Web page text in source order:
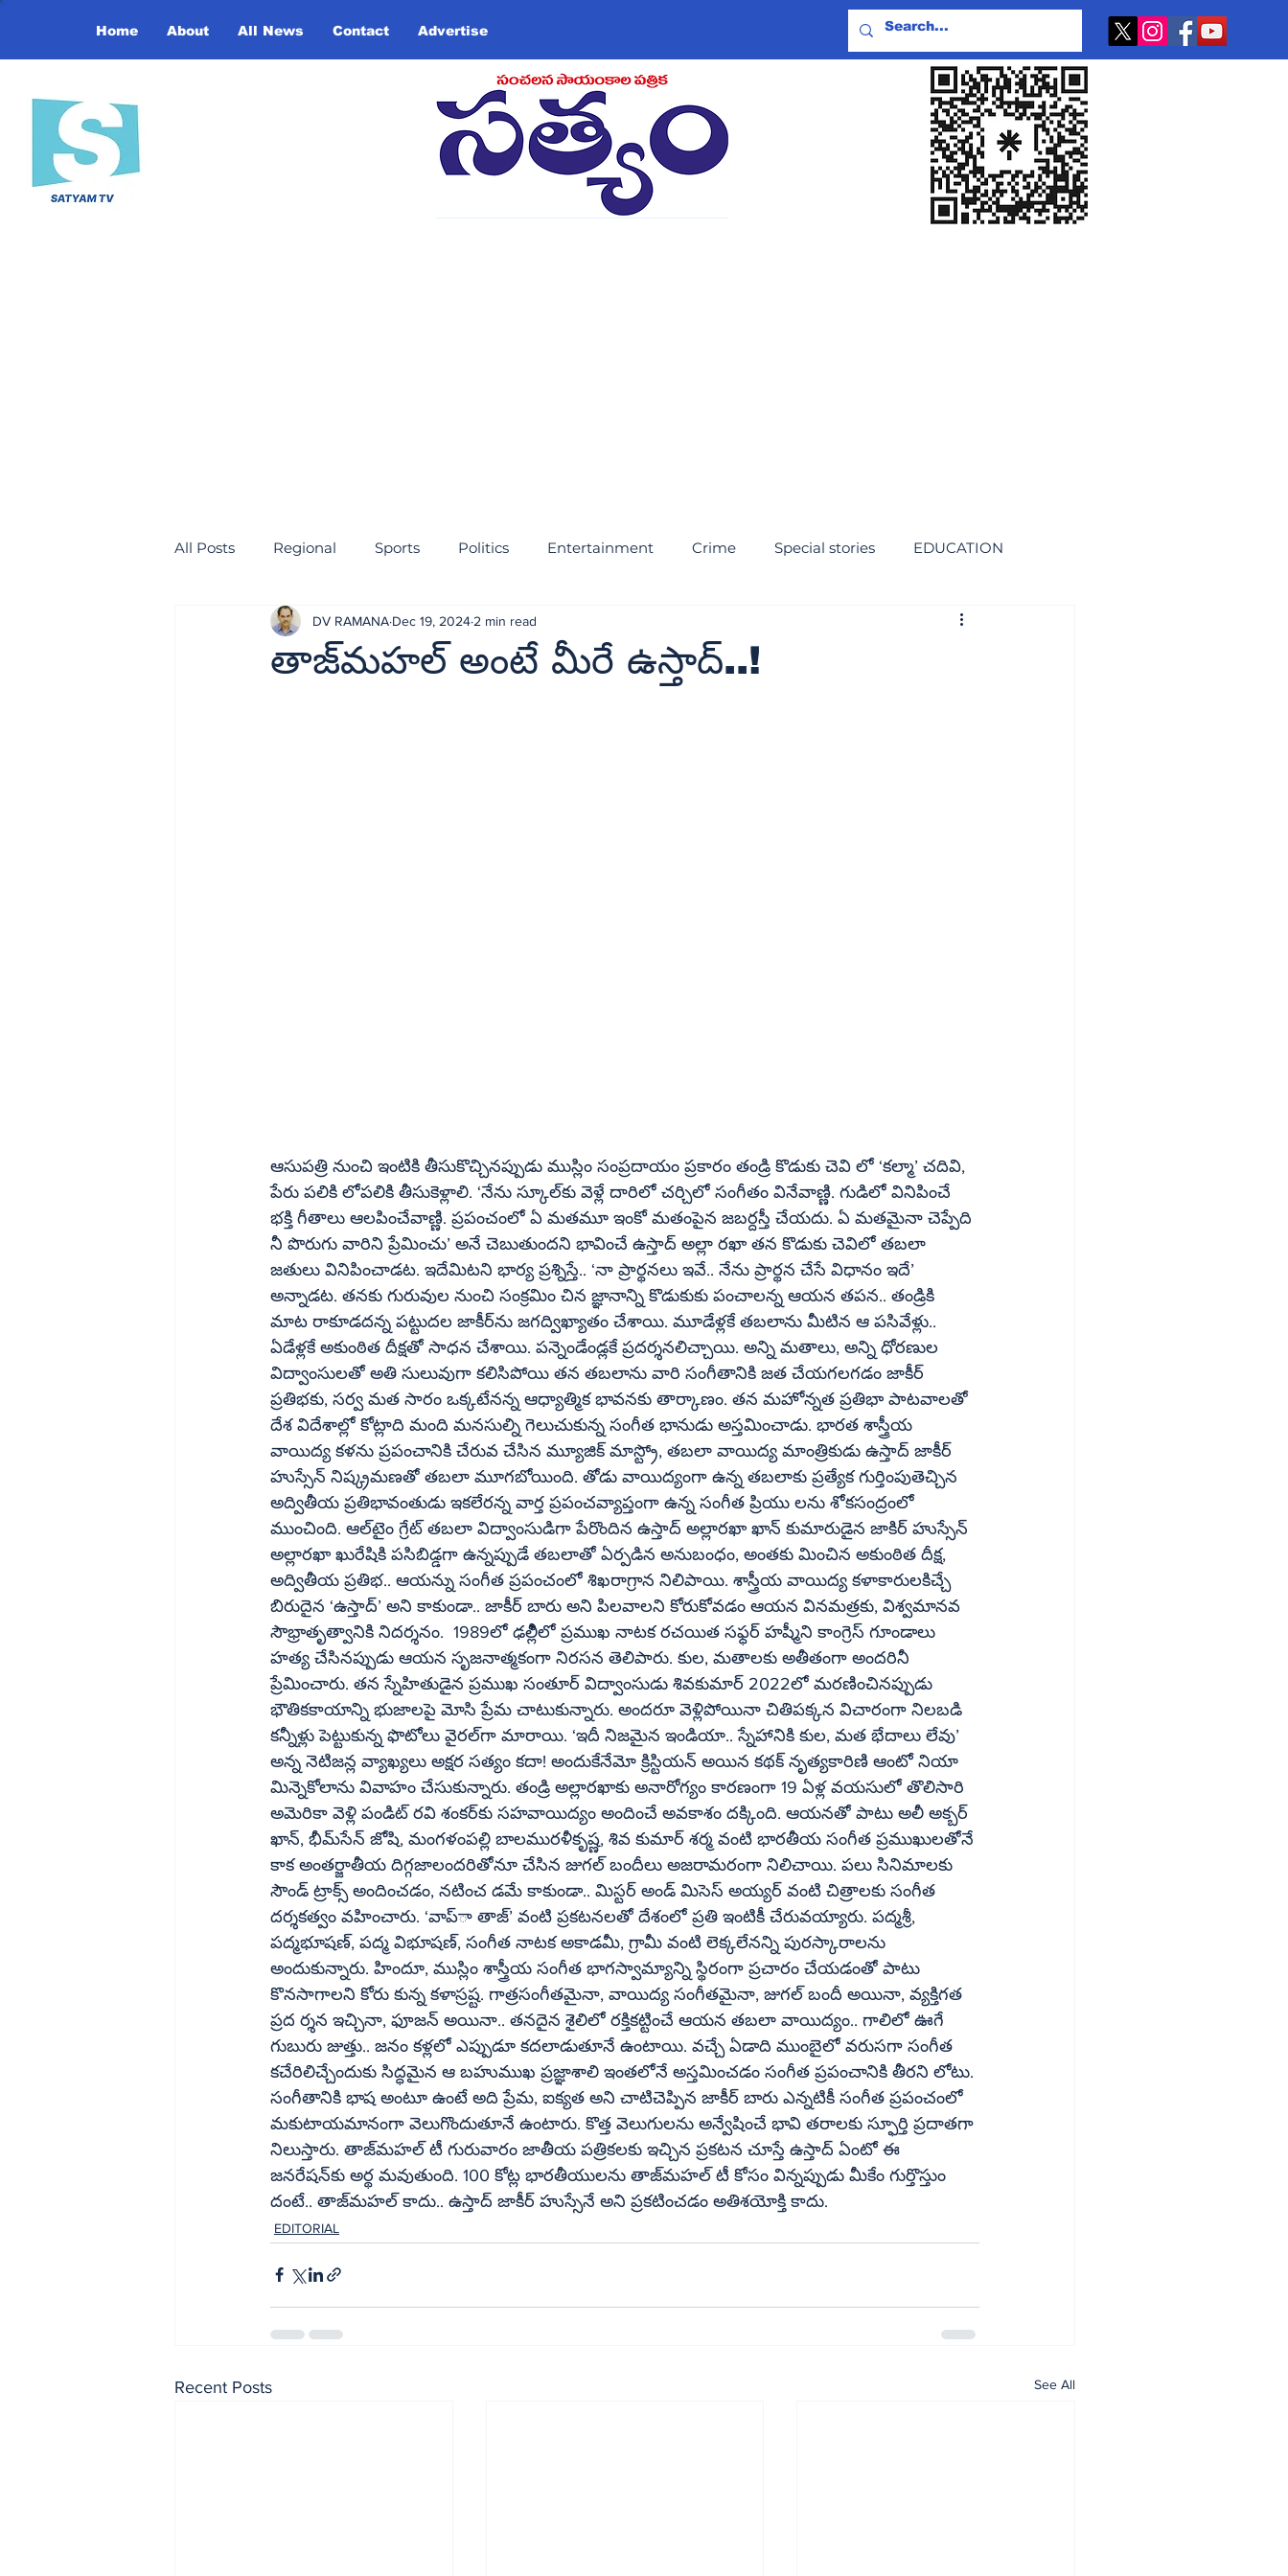
Home About All News Contact Advertise
All Posts Regional Sports Politics Entertainment Crime Special stories EDUCATION
EDITORIAL
తాజ్‌మహల్‌ అంటే మీరే ఉస్తాద్‌..!
DV RAMANA Dec 19, 2024 2 min read
ఆసుపత్రి నుంచి ఇంటికి తీసుకొచ్చినప్పుడు ముస్లిం సంప్రదాయం ప్రకారం తండ్రి కొడుకు చెవి లో ‘కల్మా’ చదివి,
పేరు పలికి లోపలికి తీసుకెళ్లాలి. ‘నేను స్కూల్‌కు వెళ్లే దారిలో చర్చిలో సంగీతం వినేవాణ్ణి. గుడిలో వినిపించే
భక్తి గీతాలు ఆలపించేవాణ్ణి. ప్రపంచంలో ఏ మతమూ ఇంకో మతంపైన జబర్దస్తీ చేయదు. ఏ మతమైనా చెప్పేది
నీ పొరుగు వారిని ప్రేమించు’ అనే చెబుతుందని భావించే ఉస్తాద్‌ అల్లా రఖా తన కొడుకు చెవిలో తబలా
జతులు వినిపించాడట. ఇదేమిటని భార్య ప్రశ్నిస్తే.. ‘నా ప్రార్థనలు ఇవే.. నేను ప్రార్థన చేసే విధానం ఇదే’
అన్నాడట. తనకు గురువుల నుంచి సంక్రమిం చిన జ్ఞానాన్ని కొడుకుకు పంచాలన్న ఆయన తపన.. తండ్రికి
మాట రాకూడదన్న పట్టుదల జాకీర్‌ను జగద్విఖ్యాతం చేశాయి. మూడేళ్లకే తబలాను మీటిన ఆ పసివేళ్లు..
ఏడేళ్లకే అకుంఠిత దీక్షతో సాధన చేశాయి. పన్నెండేండ్లకే ప్రదర్శనలిచ్చాయి. అన్ని మతాలు, అన్ని ధోరణుల
విద్వాంసులతో అతి సులువుగా కలిసిపోయి తన తబలాను వారి సంగీతానికి జత చేయగలగడం జాకీర్‌
ప్రతిభకు, సర్వ మత సారం ఒక్కటేనన్న ఆధ్యాత్మిక భావనకు తార్కాణం. తన మహోన్నత ప్రతిభా పాటవాలతో
దేశ విదేశాల్లో కోట్లాది మంది మనసుల్ని గెలుచుకున్న సంగీత భానుడు అస్తమించాడు. భారత శాస్త్రీయ
వాయిద్య కళను ప్రపంచానికి చేరువ చేసిన మ్యూజిక్‌ మాస్ట్రో, తబలా వాయిద్య మాంత్రికుడు ఉస్తాద్‌ జాకీర్‌
హుస్సేన్‌ నిష్క్రమణతో తబలా మూగబోయింది. తోడు వాయిద్యంగా ఉన్న తబలాకు ప్రత్యేక గుర్తింపుతెచ్చిన
అద్వితీయ ప్రతిభావంతుడు ఇకలేరన్న వార్త ప్రపంచవ్యాప్తంగా ఉన్న సంగీత ప్రియు లను శోకసంద్రంలో
ముంచింది. ఆల్‌టైం గ్రేట్‌ తబలా విద్వాంసుడిగా పేరొందిన ఉస్తాద్‌ అల్లారఖా ఖాన్‌ కుమారుడైన జాకిర్‌ హుస్సేన్‌
అల్లారఖా ఖురేషికి పసిబిడ్డగా ఉన్నప్పుడే తబలాతో ఏర్పడిన అనుబంధం, అంతకు మించిన అకుంఠిత దీక్ష,
అద్వితీయ ప్రతిభ.. ఆయన్ను సంగీత ప్రపంచంలో శిఖరాగ్రాన నిలిపాయి. శాస్త్రీయ వాయిద్య కళాకారులకిచ్చే
బిరుదైన ‘ఉస్తాద్‌’ అని కాకుండా.. జాకీర్‌ బారు అని పిలవాలని కోరుకోవడం ఆయన వినమత్రకు, విశ్వమానవ
సౌభ్రాతృత్వానికి నిదర్శనం.  1989లో ఢల్లీిలో ప్రముఖ నాటక రచయిత సఫ్ధర్‌ హష్మీని కాంగ్రెస్‌ గూండాలు
హత్య చేసినప్పుడు ఆయన సృజనాత్మకంగా నిరసన తెలిపారు. కుల, మతాలకు అతీతంగా అందరినీ
ప్రేమించారు. తన స్నేహితుడైన ప్రముఖ సంతూర్‌ విద్వాంసుడు శివకుమార్‌ 2022లో మరణించినప్పుడు
భౌతికకాయాన్ని భుజాలపై మోసి ప్రేమ చాటుకున్నారు. అందరూ వెళ్లిపోయినా చితిపక్కన విచారంగా నిలబడి
కన్నీళ్లు పెట్టుకున్న ఫొటోలు వైరల్‌గా మారాయి. ‘ఇదీ నిజమైన ఇండియా.. స్నేహానికి కుల, మత భేదాలు లేవు’
అన్న నెటిజన్ల వ్యాఖ్యలు అక్షర సత్యం కదా! అందుకేనేమో క్రిస్టియన్‌ అయిన కథక్‌ నృత్యకారిణి ఆంటో నియా
మిన్నెకోలాను వివాహం చేసుకున్నారు. తండ్రి అల్లారఖాకు అనారోగ్యం కారణంగా 19 ఏళ్ల వయసులో తొలిసారి
అమెరికా వెళ్లి పండిట్‌ రవి శంకర్‌కు సహవాయిద్యం అందించే అవకాశం దక్కింది. ఆయనతో పాటు అలీ అక్బర్‌
ఖాన్‌, భీమ్‌సేన్‌ జోషి, మంగళంపల్లి బాలమురళీకృష్ణ, శివ కుమార్‌ శర్మ వంటి భారతీయ సంగీత ప్రముఖులతోనే
కాక అంతర్జాతీయ దిగ్గజాలందరితోనూ చేసిన జుగల్‌ బందీలు అజరామరంగా నిలిచాయి. పలు సినిమాలకు
సౌండ్‌ ట్రాక్స్‌ అందించడం, నటించ డమే కాకుండా.. మిస్టర్‌ అండ్‌ మిసెస్‌ అయ్యర్‌ వంటి చిత్రాలకు సంగీత
దర్శకత్వం వహించారు. ‘వాప్‌ా తాజ్‌’ వంటి ప్రకటనలతో దేశంలో ప్రతి ఇంటికీ చేరువయ్యారు. పద్మశ్రీ,
పద్మభూషణ్‌, పద్మ విభూషణ్‌, సంగీత నాటక అకాడమీ, గ్రామీ వంటి లెక్కలేనన్ని పురస్కారాలను
అందుకున్నారు. హిందూ, ముస్లిం శాస్త్రీయ సంగీత భాగస్వామ్యాన్ని స్థిరంగా ప్రచారం చేయడంతో పాటు
కొనసాగాలని కోరు కున్న కళాస్రష్ట. గాత్రసంగీతమైనా, వాయిద్య సంగీతమైనా, జుగల్‌ బందీ అయినా, వ్యక్తిగత
ప్రద ర్శన ఇచ్చినా, ఫూజన్‌ అయినా.. తనదైన శైలిలో రక్తికట్టించే ఆయన తబలా వాయిద్యం.. గాలిలో ఊగే
గుబురు జుత్తు.. జనం కళ్లలో ఎప్పుడూ కదలాడుతూనే ఉంటాయి. వచ్చే ఏడాది ముంబైలో వరుసగా సంగీత
కచేరిలిచ్చేందుకు సిద్ధమైన ఆ బహుముఖ ప్రజ్ఞాశాలి ఇంతలోనే అస్తమించడం సంగీత ప్రపంచానికి తీరని లోటు.
సంగీతానికి భాష అంటూ ఉంటే అది ప్రేమ, ఐక్యత అని చాటిచెప్పిన జాకీర్‌ బారు ఎన్నటికీ సంగీత ప్రపంచంలో
మకుటాయమానంగా వెలుగొందుతూనే ఉంటారు. కొత్త వెలుగులను అన్వేషించే భావి తరాలకు స్ఫూర్తి ప్రదాతగా
నిలుస్తారు. తాజ్‌మహల్‌ టీ గురువారం జాతీయ పత్రికలకు ఇచ్చిన ప్రకటన చూస్తే ఉస్తాద్‌ ఏంటో ఈ
జనరేషన్‌కు అర్థ మవుతుంది. 100 కోట్ల భారతీయులను తాజ్‌మహల్‌ టీ కోసం విన్నప్పుడు మీకేం గుర్తొస్తుం
దంటే.. తాజ్‌మహల్‌ కాదు.. ఉస్తాద్‌ జాకీర్‌ హుస్సేనే అని ప్రకటించడం అతిశయోక్తి కాదు.
EDITORIAL
Recent Posts See All